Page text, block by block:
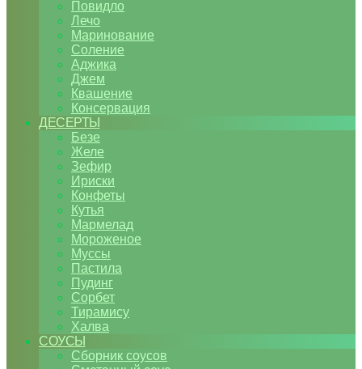
Повидло
Лечо
Маринование
Соление
Аджика
Джем
Квашение
Консервация
ДЕСЕРТЫ
Безе
Желе
Зефир
Ириски
Конфеты
Кутья
Мармелад
Мороженое
Муссы
Пастила
Пудинг
Сорбет
Тирамису
Халва
СОУСЫ
Сборник соусов